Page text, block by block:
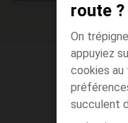
route ?
On
appuyiez
cookies
succulent